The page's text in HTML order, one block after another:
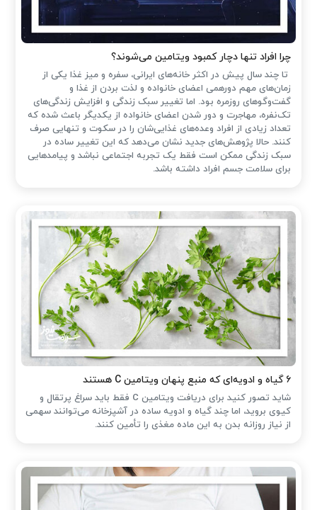
چرا افراد تنها دچار کمبود ویتامین می‌شوند؟
تا چند سال پیش در اکثر خانه‌های ایرانی، سفره و میز غذا یکی از
زمان‌های مهم دورهمی اعضای خانواده و لذت بردن از غذا و
گفت‌وگوهای روزمره بود. اما تغییر سبک زندگی و افزایش زندگی‌های
تک‌نفره، مهاجرت و دور شدن اعضای خانواده از یکدیگر باعث شده که
تعداد زیادی از افراد وعده‌های غذایی‌شان را در سکوت و تنهایی صرف
کنند. حالا پژوهش‌های جدید نشان می‌دهد که این تغییر ساده در
سبک زندگی ممکن است فقط یک تجربه اجتماعی نباشد و پیامدهایی
برای سلامت جسم افراد داشته باشد.
۶ گیاه و ادویه‌ای که منبع پنهان ویتامین C هستند
شاید تصور کنید برای دریافت ویتامین C فقط باید سراغ پرتقال و
کیوی بروید، اما چند گیاه و ادویه ساده در آشپزخانه می‌توانند سهمی
از نیاز روزانه بدن به این ماده مغذی را تأمین کنند.